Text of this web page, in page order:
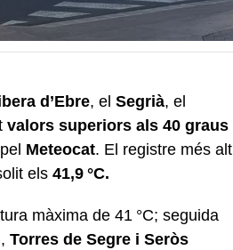
d’Ebre, el Segrià, el
valors superiors als 40 graus
Meteocat. El registre més alt
els 41,9 °C.
màxima de 41 °C; seguida
Torres de Segre i Seròs